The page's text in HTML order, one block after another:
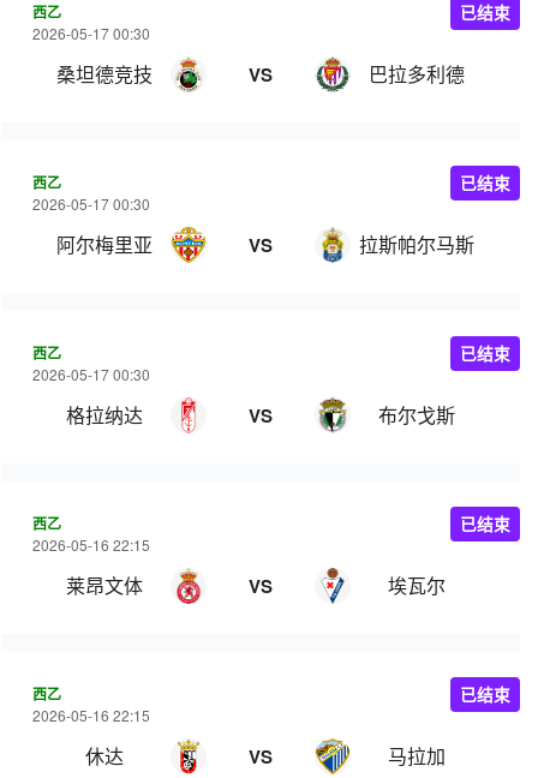
西乙
2026-05-17 00:30
桑坦德竞技 VS 巴拉多利德
已结束
西乙
2026-05-17 00:30
阿尔梅里亚 VS 拉斯帕尔马斯
已结束
西乙
2026-05-17 00:30
格拉纳达 VS 布尔戈斯
已结束
西乙
2026-05-16 22:15
莱昂文体 VS 埃瓦尔
已结束
西乙
2026-05-16 22:15
休达 VS 马拉加
已结束